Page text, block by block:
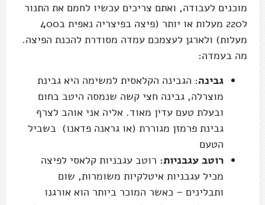
מוכנים לעבודה, ואתם צריכים עכשיו לחמם את התנור
ל220 מעלות או יותר (פיצה בפיצריה נאפית ב400
מעלות) ולארגן לעצמכם עמדה מסודרת להכנת הפיצה.
מה בעמדה:
גבינה: הגבינה הקלאסית למשימה היא גבינת
מוצרלה, גבינה חצי קשה שנמסה היטב בחום
ובעלת טעם עדין מאוד. אליה אני אוהב לצרף
גבינת פרמזן מגוררת (או גראנה פדאנו) בשביל
הטעם
רוטב עגבניות: רוטב עגבניות קלאסי לפיצה
מכיל עגבניות איטלקיות משומרות, שום
ותבלינים – כאשר המוכר ביותר הוא אורגנו